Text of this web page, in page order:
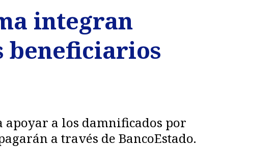
integran
beneficiarios
a los damnificados por
a través de BancoEstado.